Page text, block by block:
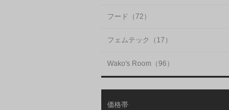
フード（72）
フェムテック（17）
Wako's Room（96）
価格帯